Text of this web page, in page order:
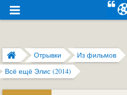
Отрывки
Из фильмов
Всё ещё Элис (2014)